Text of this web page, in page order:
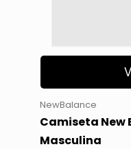
NewBalance
Camiseta New
Masculina